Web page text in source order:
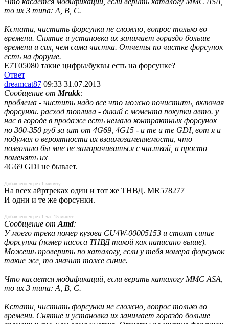
то их 3 типа: A, B, C.
Кстати, чистить форсунки не сложно, вопрос только во
времени. Снятие и установка их занимает гораздо больше
времени и сил, чем сама чистка. Отчеты по чистке форсунок
есть на форуме.
E7T05080 такие цифры/буквы есть на форсунке?
Ответ
dreamcat87 09:33 31.07.2013
Сообщение от Mrakk:
проблема - чистить надо все что можно почистить, включая
форсунки. расход топлива - дикий с момента покупки авто. у
нас в городе в продаже есть немало контрактных форсунок
по 300-350 руб за шт от 4G69, 4G15 - и те и те GDI, вот я и
подумал о вероятности их взаимозаменяемости, что
позволило бы мне не заморачиваться с чисткой, а просто
поменять их
4G69 GDI не бывает.
Добавлено через 1 минуту
На всех айртреках один и тот же ТНВД. MR578277
И одни и те же форсунки.
Добавлено через 1 час 15 минут
Сообщение от Amd:
У моего трека номер кузова CU4W-00005153 и стоят синие
форсунки (номер насоса ТНВД такой как написано выше).
Можешь проверить по каталогу, если у тебя номера форсунок
такие же, то значит тоже синие.
Что касается модификаций, если верить каталогу MMC ASA,
то их 3 типа: A, B, C.
Кстати, чистить форсунки не сложно, вопрос только во
времени. Снятие и установка их занимает гораздо больше